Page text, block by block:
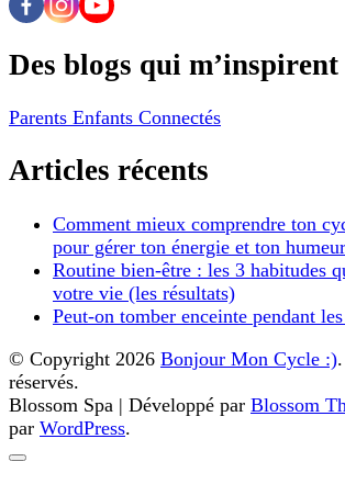
Des blogs qui m’inspirent
Parents Enfants Connectés
Articles récents
Comment mieux comprendre ton
pour gérer ton énergie et ton humeur
Routine bien-être : les 3 habitudes
votre vie (les résultats)
Peut-on tomber enceinte pendant
© Copyright 2026 Bonjour Mon Cycle :)
réservés.
Blossom Spa | Développé par Blossom
par WordPress.